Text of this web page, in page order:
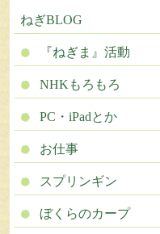
ねぎBLOG
『ねぎま』活動
NHKもろもろ
PC・iPadとか
お仕事
スプリンギン
ぼくらのカープ